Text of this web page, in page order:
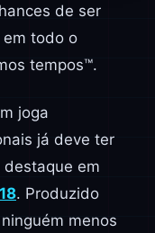
de ser
em todo o
tempos™.
joga
já deve ter
em
. Produzido
menos